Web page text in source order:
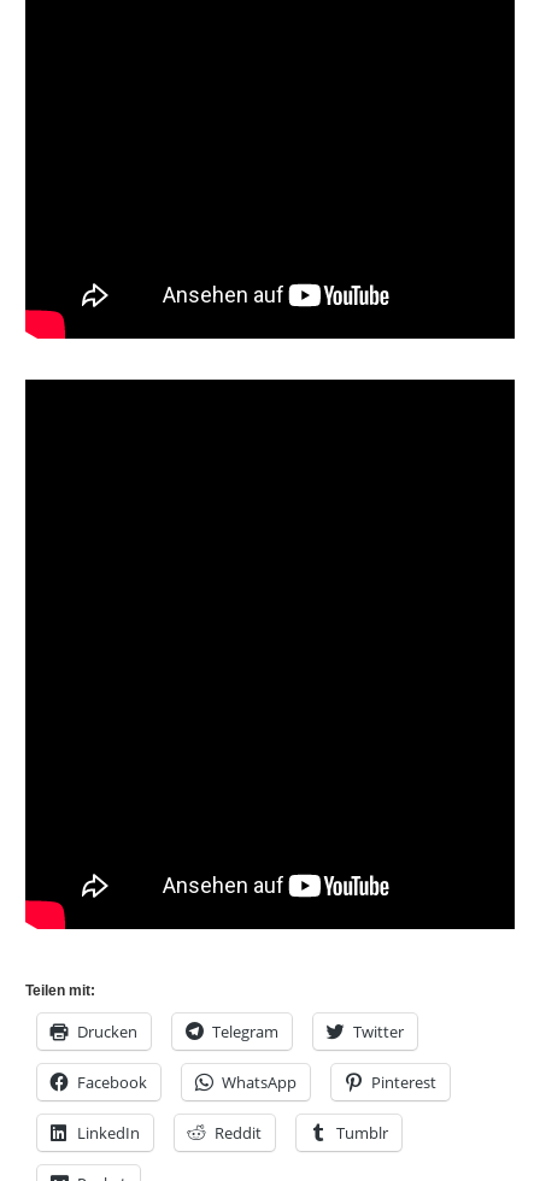
Teilen mit:
Drucken Telegram Twitter
Facebook WhatsApp Pinterest
LinkedIn Reddit Tumblr